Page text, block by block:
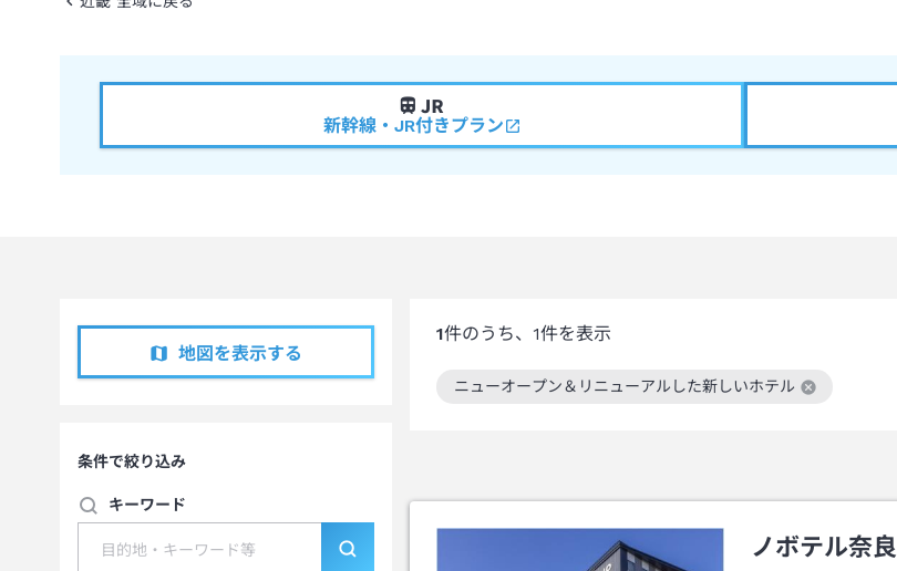
新幹線・JR付きプラン
地図を表示する
条件で絞り込み
キーワード
1件のうち、 1件を表示
ニューオープン＆リニューアルした新しいホテル
この絞り込み条件を解除
ノボテル奈良